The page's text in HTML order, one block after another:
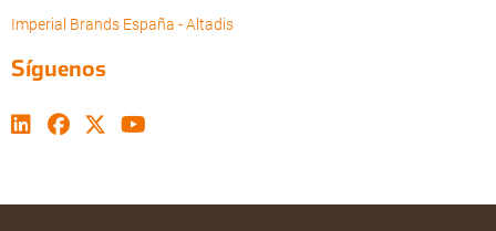
Imperial Brands España - Altadis
Síguenos